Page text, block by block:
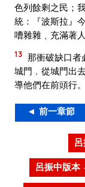
色列餘剩之民；
統：『波斯拉』
嘈雜雜﹑充滿著人
13 那衝破缺口者
城門﹐從城門出
導他們在前頭行。
◄ 前一章節
呂振中版本